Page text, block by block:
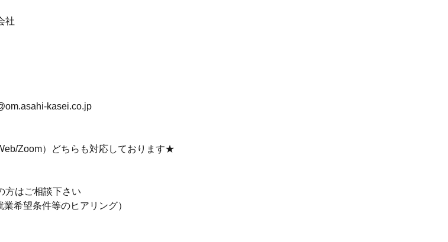
社
kasei.co.jp
Zoom）どちらも対応しております★
方はご相談下さい
希望条件等のヒアリング）